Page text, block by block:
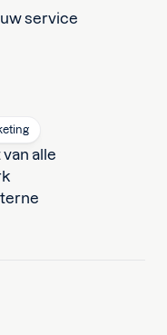
service
alle